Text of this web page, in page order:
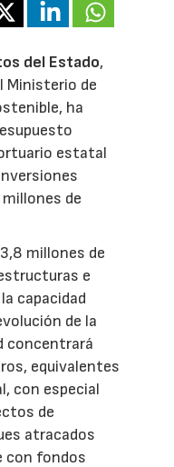
del Estado,
Ministerio de
ha
estatal
de
millones de
e
capacidad
de la
concentrará
equivalentes
con especial
de
atracados
con fondos